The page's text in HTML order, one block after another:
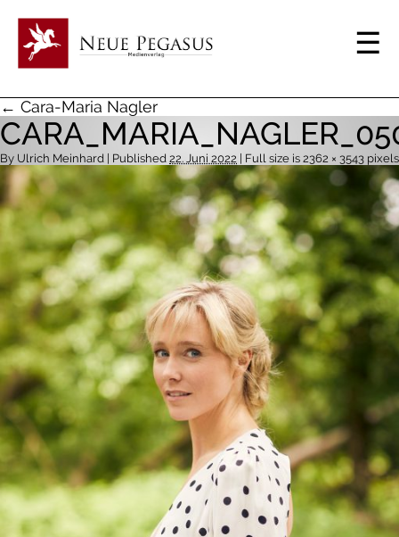
← Cara-Maria Nagler
By Ulrich Meinhard | Published 22. Juni 2022 | Full size is 2362 × 3543 pixels